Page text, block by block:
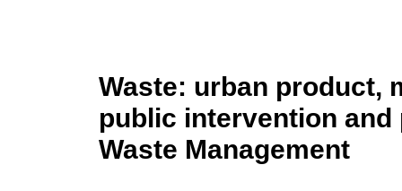
Waste: urban product,
public intervention
Waste Management